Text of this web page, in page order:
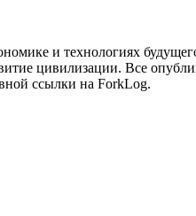
и технологиях
цивилизации. Все
ссылки на ForkLog.